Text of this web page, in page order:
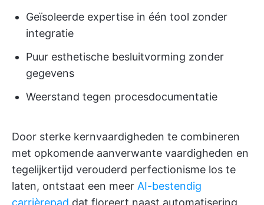
Geïsoleerde expertise in één tool zonder
integratie
Puur esthetische besluitvorming zonder
gegevens
Weerstand tegen procesdocumentatie
Door sterke kernvaardigheden te combineren
met opkomende aanverwante vaardigheden en
tegelijkertijd verouderd perfectionisme los te
laten, ontstaat een meer AI-bestendig
carrièrepad dat floreert naast automatisering.